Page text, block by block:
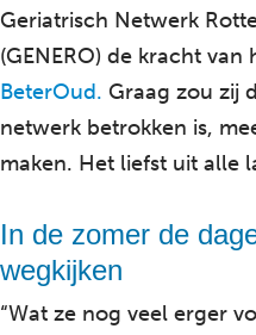
Geriatrisch Netwerk
(GENERO) de kracht
BeterOud. Graag zou zij
netwerk betrokken is,
maken. Het liefst uit alle
In de zomer de
wegkijken
“Wat ze nog veel erger